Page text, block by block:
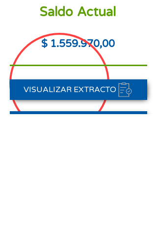
Saldo Actual
$ 1.559.970,00
VISUALIZAR EXTRACTO